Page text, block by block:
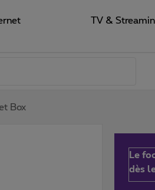
TV &
Box
Le
dès